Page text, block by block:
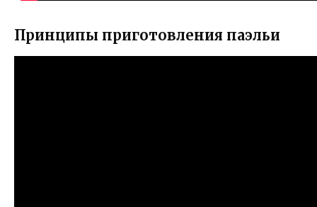
Принципы приготовления паэльи